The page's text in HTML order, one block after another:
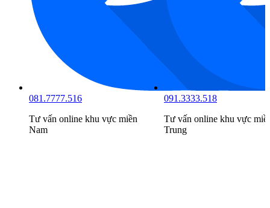
081.7777.516
Tư vấn online khu vực miền
Nam
091.3333.518
Tư vấn online khu vực
Trung